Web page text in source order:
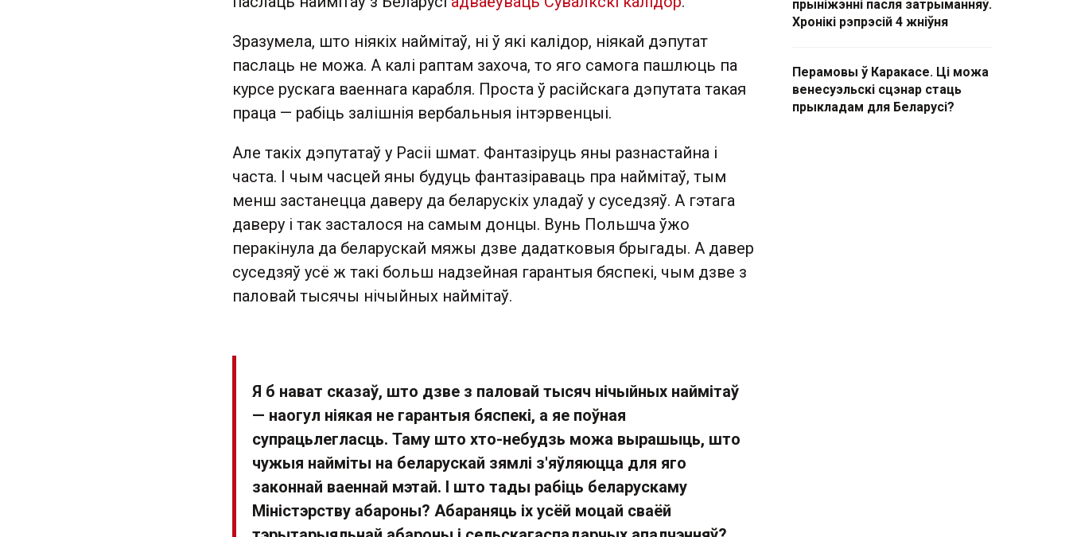
Зразумела, што ніякіх наймітаў, ні ў які калідор, ніякай дэпутат
паслаць не можа. А калі раптам захоча, то яго самога пашлюць па
курсе рускага ваеннага карабля. Проста ў расійскага дэпутата такая
праца — рабіць залішнія вербальныя інтэрвенцыі.
Але такіх дэпутатаў у Расіі шмат. Фантазіруць яны разнастайна і
часта. І чым часцей яны будуць фантазіраваць пра наймітаў, тым
менш застанецца даверу да беларускіх уладаў у суседзяў. А гэтага
даверу і так засталося на самым донцы. Вунь Польшча ўжо
перакінула да беларускай мяжы дзве дадатковыя брыгады. А давер
суседзяў усё ж такі больш надзейная гарантыя бяспекі, чым дзве з
паловай тысячы нічыйных наймітаў.
Я б нават сказаў, што дзве з паловай тысяч нічыйных наймітаў
— наогул ніякая не гарантыя бяспекі, а яе поўная
супрацьлегласць. Таму што хто-небудзь можа вырашыць, што
чужыя найміты на беларускай зямлі з'яўляюцца для яго
законнай ваеннай мэтай. І што тады рабіць беларускаму
Міністэрству абароны? Абараняць іх усёй моцай сваёй
прыніжэнні пасля затрыманняў.
Хронікі рэпрэсій 4 жніўня
Перамовы ў Каракасе. Ці можа
венесуэльскі сцэнар стаць
прыкладам для Беларусі?